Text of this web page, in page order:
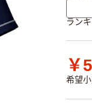
ラン
￥
希望